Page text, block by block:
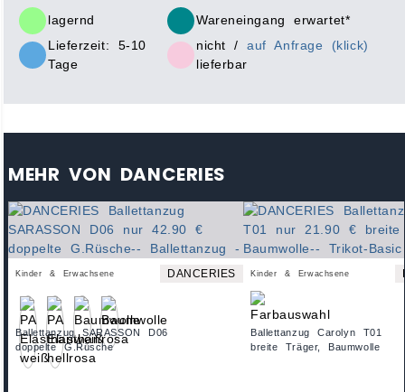
lagernd
Wareneingang erwartet*
Lieferzeit: 5-10
Tage
nicht /auf Anfrage (klick)
lieferbar
MEHR VON DANCERIES
Kinder & Erwachsene DANCERIES
Ballettanzug SARASSON D06
doppelte G.Rüsche
Kinder & Erwachsene
Ballettanzug Carolyn T01
breite Träger, Baumwolle